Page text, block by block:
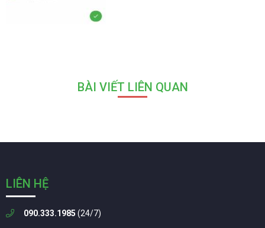
BÀI VIẾT LIÊN QUAN
LIÊN HỆ
090.333.1985 (24/7)